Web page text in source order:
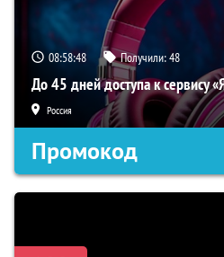
08:58:47 Получили:48
До 45 дней доступа к сервису
Россия
Промокод